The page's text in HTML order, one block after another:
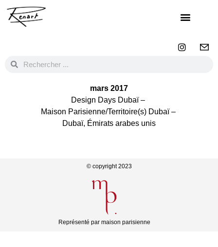
mars 2017
Design Days Dubaï –
Maison Parisienne/Territoire(s) Dubaï –
Dubaï, Émirats arabes unis
© copyright 2023
Représenté par maison parisienne